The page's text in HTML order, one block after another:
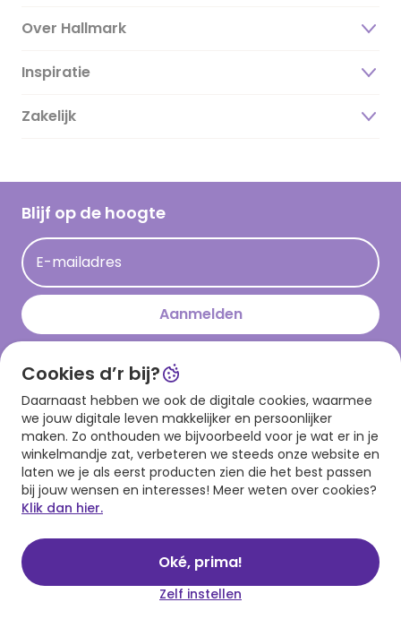
Over Hallmark
Over ons
Duurzaamheid
Hallmark Kaartclub
Acties
Persberichten
Hallmark en Kinderpostzegels
Inspiratie
Magazine
Cadeau inspiratie
Kaartinspiratie
Zakelijk
Blijf op de hoogte
E-mailadres
Aanmelden
Download onze app
Cookies d’r bij?
Daarnaast hebben we ook de digitale cookies, waarmee
we jouw digitale leven makkelijker en persoonlijker
maken. Zo onthouden we bijvoorbeeld voor je wat er in je
winkelmandje zat, verbeteren we steeds onze website en
laten we je als eerst producten zien die het best passen
bij jouw wensen en interesses! Meer weten over cookies?
Klik dan hier.
Oké, prima!
Zelf instellen